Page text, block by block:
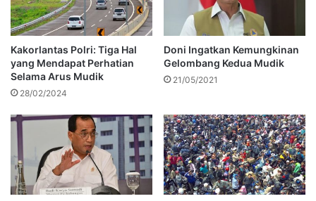
Kakorlantas Polri: Tiga Hal
yang Mendapat Perhatian
Selama Arus Mudik
28/02/2024
Doni Ingatkan Kemungkinan
Gelombang Kedua Mudik
21/05/2021